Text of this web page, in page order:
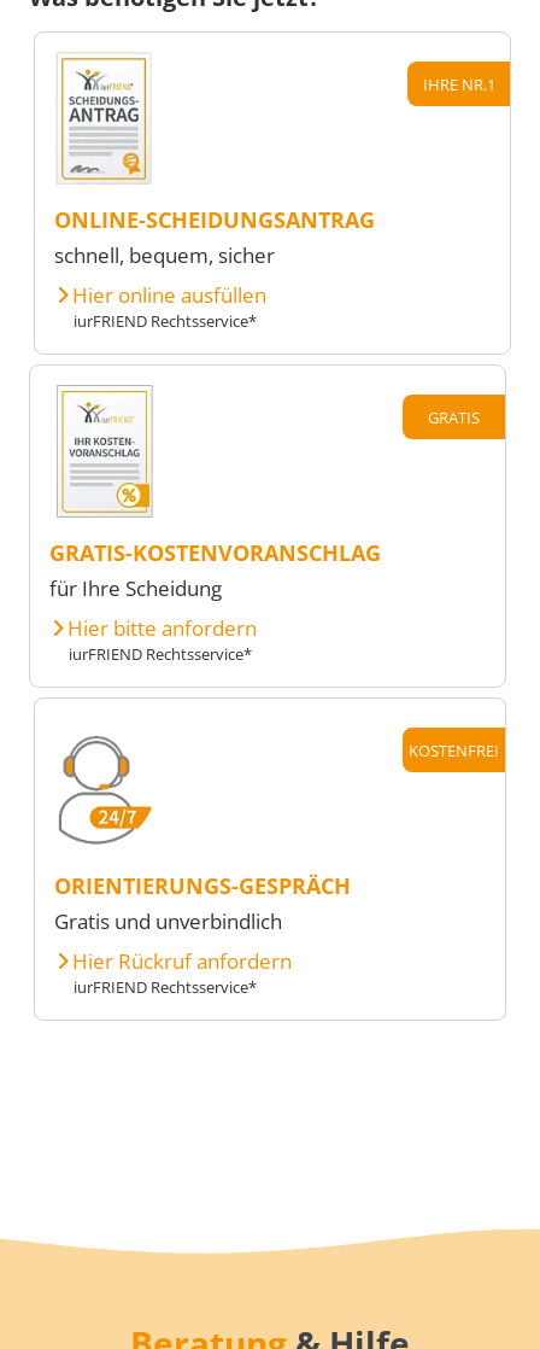
IHRE NR.1
ONLINE-SCHEIDUNGSANTRAG
schnell, bequem, sicher
Hier online ausfüllen
iurFRIEND Rechtsservice*
GRATIS
GRATIS-KOSTENVORANSCHLAG
für Ihre Scheidung
Hier bitte anfordern
iurFRIEND Rechtsservice*
KOSTENFREI
ORIENTIERUNGS-GESPRÄCH
Gratis und unverbindlich
Hier Rückruf anfordern
iurFRIEND Rechtsservice*